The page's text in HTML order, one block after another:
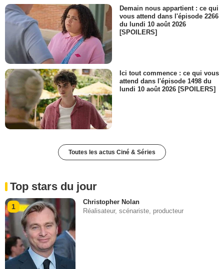
Demain nous appartient : ce qui
vous attend dans l'épisode 2266
du lundi 10 août 2026
[SPOILERS]
Ici tout commence : ce qui vous
attend dans l'épisode 1498 du
lundi 10 août 2026 [SPOILERS]
Toutes les actus Ciné & Séries
Top stars du jour
1
Christopher Nolan
Réalisateur, scénariste, producteur